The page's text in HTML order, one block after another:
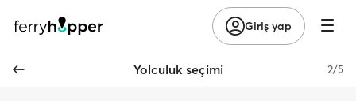
Giriş yap
Yolculuk seçimi 2/5